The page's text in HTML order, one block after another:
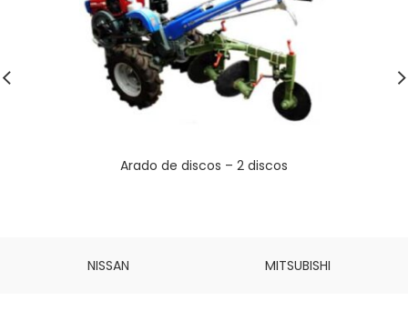
Arado de discos – 2 discos
NISSAN MITSUBISHI